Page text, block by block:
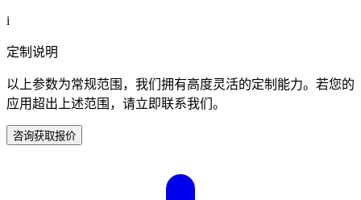
i
定制说明
以上参数为常规范围，我们拥有高度灵活的定制能力。若您的
应用超出上述范围，请立即联系我们。
咨询获取报价